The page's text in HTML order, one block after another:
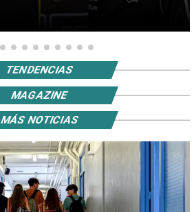
TENDENCIAS
MAGAZINE
MÁS NOTICIAS